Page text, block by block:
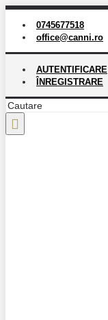
0745677518
office@canni.ro
AUTENTIFICARE
ÎNREGISTRARE